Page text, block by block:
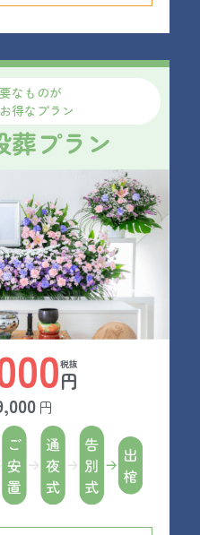
なものが
得なプラン
葬プラン
円
円